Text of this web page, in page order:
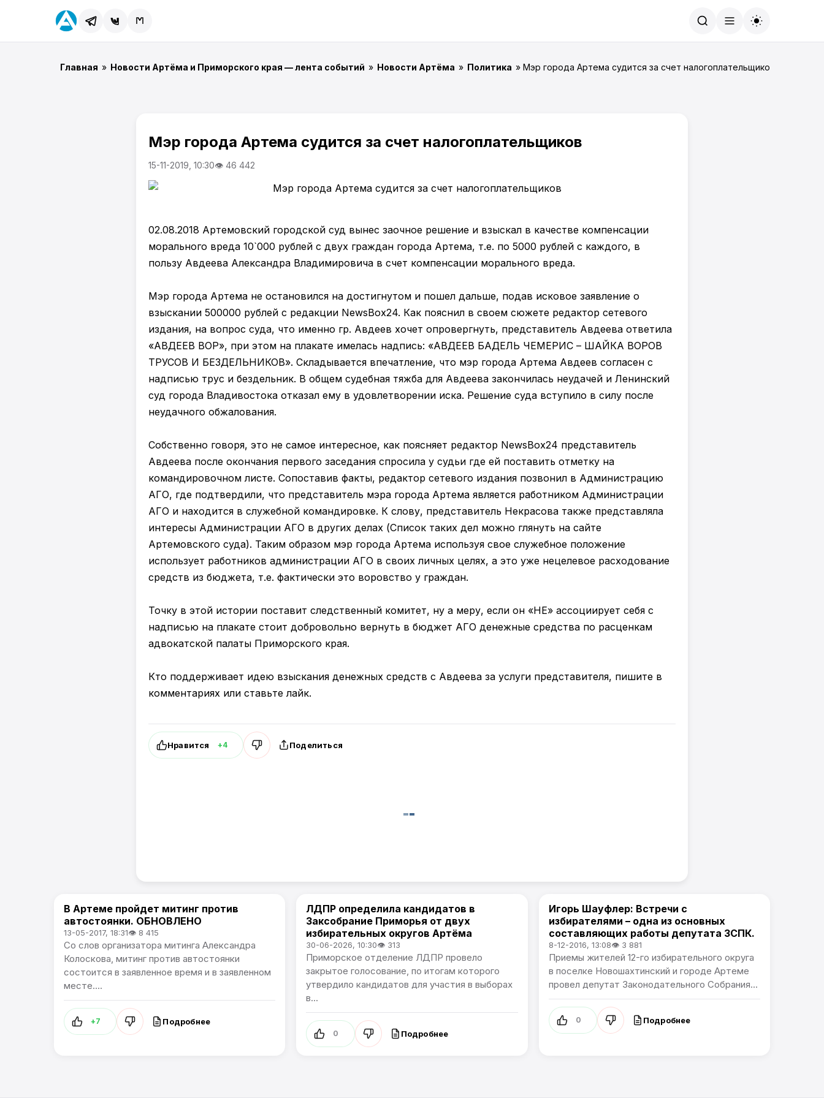
Главная » Новости Артёма и Приморского края — лента событий » Новости Артёма » Политика » Мэр города Артема судится за счет налогоплательщиков
Мэр города Артема судится за счет налогоплательщиков
15-11-2019, 10:30👁 46 442
02.08.2018 Артемовский городской суд вынес заочное решение и взыскал в качестве компенсации
морального вреда 10`000 рублей с двух граждан города Артема, т.е. по 5000 рублей с каждого, в
пользу Авдеева Александра Владимировича в счет компенсации морального вреда.
Мэр города Артема не остановился на достигнутом и пошел дальше, подав исковое заявление о
взыскании 500000 рублей с редакции NewsBox24. Как пояснил в своем сюжете редактор сетевого
издания, на вопрос суда, что именно гр. Авдеев хочет опровергнуть, представитель Авдеева ответила
«АВДЕЕВ ВОР», при этом на плакате имелась надпись: «АВДЕЕВ БАДЕЛЬ ЧЕМЕРИС – ШАЙКА ВОРОВ
ТРУСОВ И БЕЗДЕЛЬНИКОВ». Складывается впечатление, что мэр города Артема Авдеев согласен с
надписью трус и бездельник. В общем судебная тяжба для Авдеева закончилась неудачей и Ленинский
суд города Владивостока отказал ему в удовлетворении иска. Решение суда вступило в силу после
неудачного обжалования.
Собственно говоря, это не самое интересное, как поясняет редактор NewsBox24 представитель
Авдеева после окончания первого заседания спросила у судьи где ей поставить отметку на
командировочном листе. Сопоставив факты, редактор сетевого издания позвонил в Администрацию
АГО, где подтвердили, что представитель мэра города Артема является работником Администрации
АГО и находится в служебной командировке. К слову, представитель Некрасова также представляла
интересы Администрации АГО в других делах (Список таких дел можно глянуть на сайте
Артемовского суда). Таким образом мэр города Артема используя свое служебное положение
использует работников администрации АГО в своих личных целях, а это уже нецелевое расходование
средств из бюджета, т.е. фактически это воровство у граждан.
Точку в этой истории поставит следственный комитет, ну а меру, если он «НЕ» ассоциирует себя с
надписью на плакате стоит добровольно вернуть в бюджет АГО денежные средства по расценкам
адвокатской палаты Приморского края.
Кто поддерживает идею взыскания денежных средств с Авдеева за услуги представителя, пишите в
комментариях или ставьте лайк.
Нравится +4 Поделиться
Политика / Артемпортал
В Артеме пройдет митинг против
автостоянки. ОБНОВЛЕНО
13-05-2017, 18:31👁 8 415
Со слов организатора митинга Александра
Колоскова, митинг против автостоянки
состоится в заявленное время и в заявленном
месте....
+7 Подробнее
Политика
ЛДПР определила кандидатов в
Заксобрание Приморья от двух
избирательных округов Артёма
30-06-2026, 10:30👁 313
Приморское отделение ЛДПР провело
закрытое голосование, по итогам которого
утвердило кандидатов для участия в выборах
в...
0 Подробнее
Политика
Игорь Шауфлер: Встречи с
избирателями – одна из основных
составляющих работы депутата ЗСПК.
8-12-2016, 13:08👁 3 881
Приемы жителей 12-го избирательного округа
в поселке Новошахтинский и городе Артеме
провел депутат Законодательного Собрания...
0 Подробнее